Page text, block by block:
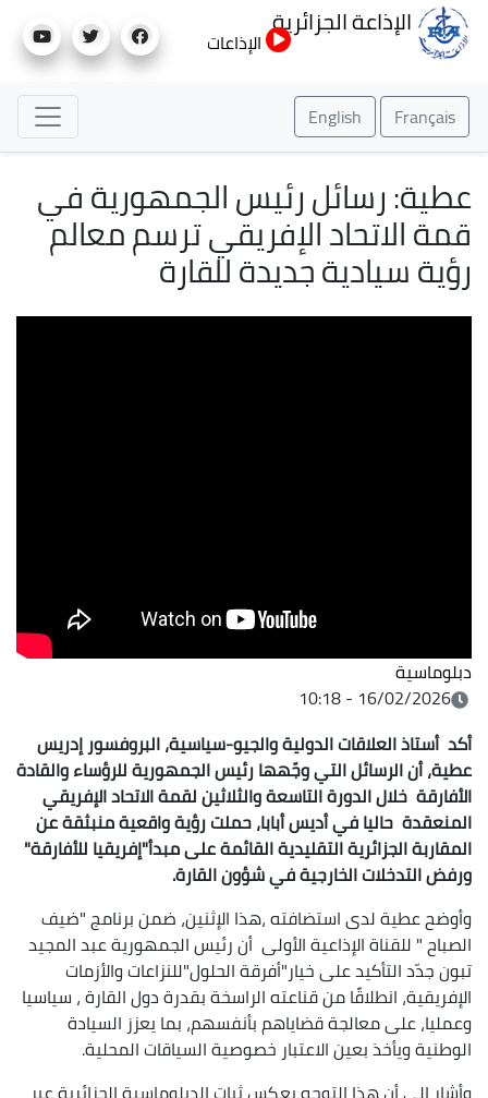
إلى
الإذاعة الجزائرية
الإذاعات
Français
English
عطية: رسائل رئيس الجمهورية في
قمة الاتحاد الإفريقي ترسم معالم
رؤية سيادية جديدة للقارة
دبلوماسية
16/02/2026 - 10:18
أكد أستاذ العلاقات الدولية والجيو-سياسية، البروفسور إدريس
عطية، أن الرسائل التي وجّهها رئيس الجمهورية للرؤساء والقادة
الأفارقة خلال الدورة التاسعة والثلاثين لقمة الاتحاد الإفريقي
المنعقدة حاليا في أديس أبابا، حملت رؤية واقعية منبثقة عن
المقاربة الجزائرية التقليدية القائمة على مبدأ"إفريقيا للأفارقة"
ورفض التدخلات الخارجية في شؤون القارة.
وأوضح عطية لدى استضافته ،هذا الإثنين، ضمن برنامج "ضيف
الصباح " للقناة الإذاعية الأولى أن رئيس الجمهورية عبد المجيد
تبون جدّد التأكيد على خيار"أفرقة الحلول"للنزاعات والأزمات
الإفريقية، انطلاقًا من قناعته الراسخة بقدرة دول القارة ، سياسيا
وعمليا، على معالجة قضاياهم بأنفسهم، بما يعزز السيادة
الوطنية ويأخذ بعين الاعتبار خصوصية السياقات المحلية.